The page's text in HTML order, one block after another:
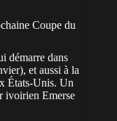
Coupe du
démarre dans
et aussi à la
États-Unis. Un
ivoirien Emerse